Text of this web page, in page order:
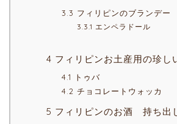
3.3 フィリピンのブランデー
3.3.1 エンペラドール
4 フィリピンお土産用の珍し
4.1 トゥバ
4.2 チョコレートウォッカ
5 フィリピンのお酒 持ち出